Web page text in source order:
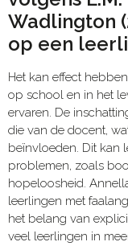
Wadlington
op een
Het kan effect
op school en in het
ervaren. De
die van de docent,
beïnvloeden. Dit kan
problemen, zoals
hopeloosheid.
leerlingen met
het belang van
veel leerlingen in